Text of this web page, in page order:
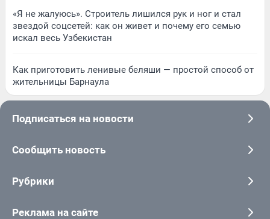
«Я не жалуюсь». Строитель лишился рук и ног и стал
звездой соцсетей: как он живет и почему его семью
искал весь Узбекистан
Как приготовить ленивые беляши — простой способ от
жительницы Барнаула
Подписаться на новости
Сообщить новость
Рубрики
Реклама на сайте